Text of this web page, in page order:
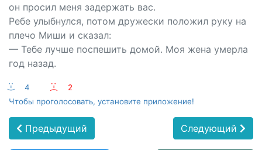
он просил меня задержать вас.
Ребе улыбнулся, потом дружески положил руку на
плечо Миши и сказал:
— Тебе лучше поспешить домой. Моя жена умерла
год назад.
:-) 4 :-(
2
Чтобы проголосовать, установите приложение!
Предыдущий Следующий